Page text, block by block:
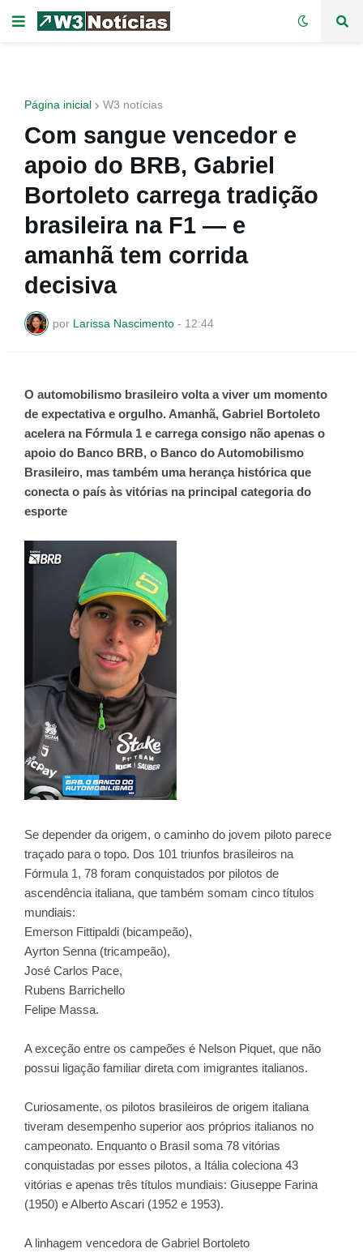
Página inicial W3 notícias
Com sangue vencedor e
apoio do BRB, Gabriel
Bortoleto carrega tradição
brasileira na F1 — e
amanhã tem corrida
decisiva
por Larissa Nascimento - 12:44
O automobilismo brasileiro volta a viver um momento
de expectativa e orgulho. Amanhã, Gabriel Bortoleto
acelera na Fórmula 1 e carrega consigo não apenas o
apoio do Banco BRB, o Banco do Automobilismo
Brasileiro, mas também uma herança histórica que
conecta o país às vitórias na principal categoria do
esporte
Se depender da origem, o caminho do jovem piloto parece
traçado para o topo. Dos 101 triunfos brasileiros na
Fórmula 1, 78 foram conquistados por pilotos de
ascendência italiana, que também somam cinco títulos
mundiais:
Emerson Fittipaldi (bicampeão),
Ayrton Senna (tricampeão),
José Carlos Pace,
Rubens Barrichello
Felipe Massa.
A exceção entre os campeões é Nelson Piquet, que não
possui ligação familiar direta com imigrantes italianos.
Curiosamente, os pilotos brasileiros de origem italiana
tiveram desempenho superior aos próprios italianos no
campeonato. Enquanto o Brasil soma 78 vitórias
conquistadas por esses pilotos, a Itália coleciona 43
vitórias e apenas três títulos mundiais: Giuseppe Farina
(1950) e Alberto Ascari (1952 e 1953).
A linhagem vencedora de Gabriel Bortoleto